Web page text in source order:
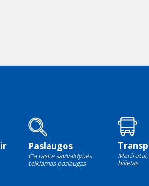
Paslaugos
Čia rasite savivaldybės
teikiamas paslaugas
Maršrutai,
bilietas